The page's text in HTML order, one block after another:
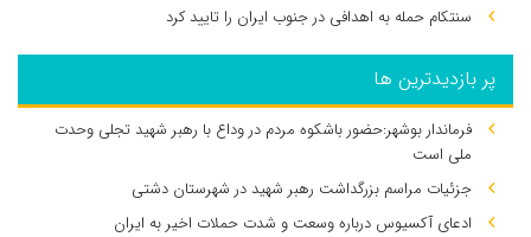
سنتکام حمله به اهدافی در جنوب ایران را تایید کرد
پر بازدیدترین ها
فرماندار بوشهر:حضور باشکوه مردم در وداع با رهبر شهید تجلی وحدت
ملی است
جزئیات مراسم بزرگداشت رهبر شهید در شهرستان دشتی
ادعای آکسیوس درباره وسعت و شدت حملات اخیر به ایران